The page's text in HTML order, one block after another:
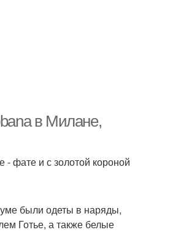
в Милане,
фате и с золотой короной
были одеты в наряды,
Готье, а также белые